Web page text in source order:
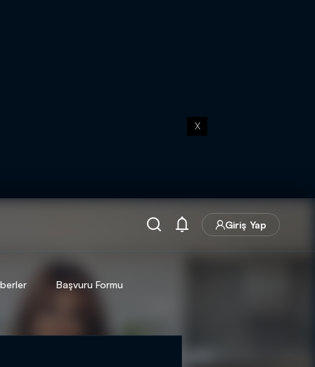
X
Giriş Yap
Başvuru Formu